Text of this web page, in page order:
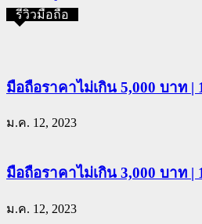
รีวิวมือถือ
มือถือราคาไม่เกิน 5,000 บาท
ม.ค. 12, 2023
มือถือราคาไม่เกิน 3,000 บาท
ม.ค. 12, 2023